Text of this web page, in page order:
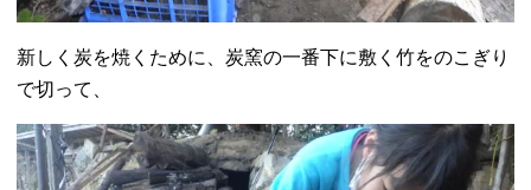
新しく炭を焼くために、炭窯の一番下に敷く竹をのこぎり
で切って、